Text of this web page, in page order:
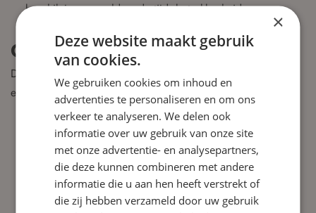
beschik je over voldoende tijd, betrokkenheid en
Gezochte Expertise
De drie nieuwe leden brengen gezamenlijk expertise mee op
een of meer van de volgende domeinen:
Collectiebeleid & collectieontsluiting(digitalisering,
participatie)
Inclusie, diversiteit & meerstemmigheidin museale
programma’s
×
Deze website maakt gebruik
van cookies.
We gebruiken cookies om inhoud en
advertenties te personaliseren en om ons
verkeer te analyseren. We delen ook
informatie over uw gebruik van onze site
met onze advertentie- en analysepartners,
die deze kunnen combineren met andere
informatie die u aan hen heeft verstrekt of
die zij hebben verzameld door uw gebruik